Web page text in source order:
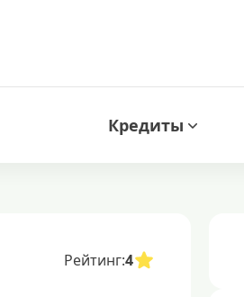
Кредиты
Рейтинг:4